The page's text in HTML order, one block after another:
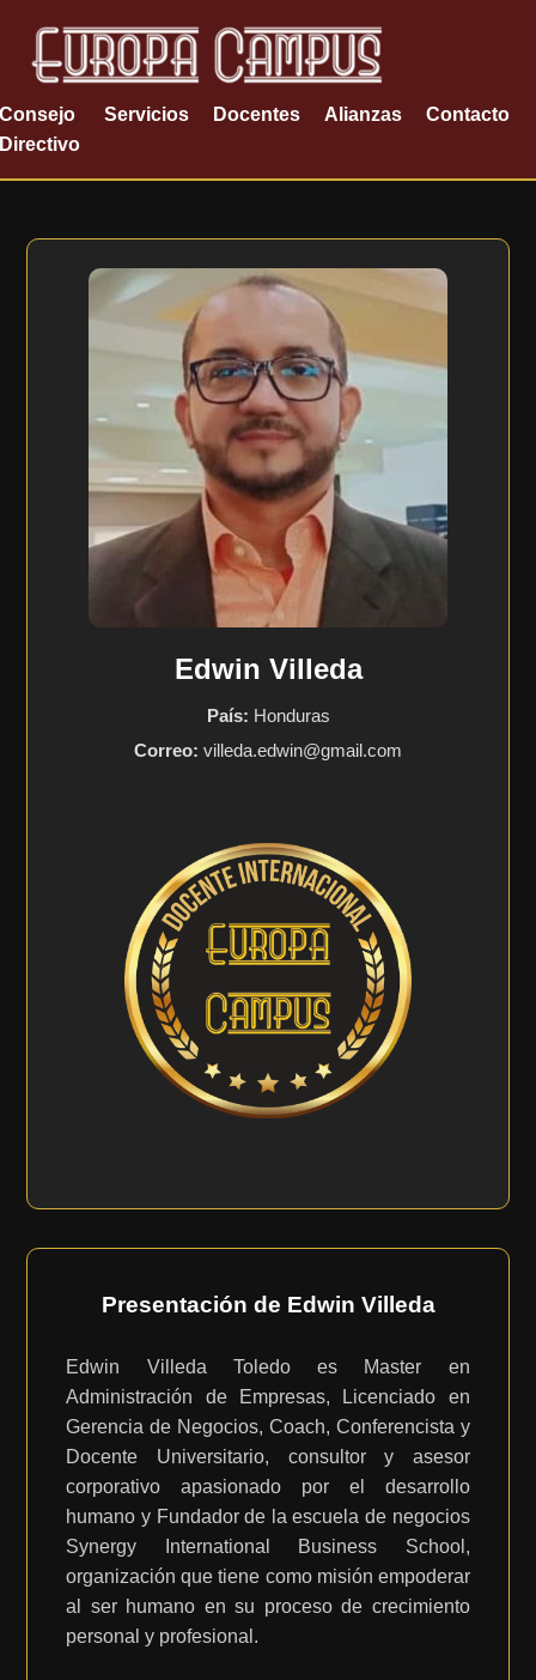
Servicios Docentes Alianzas Contacto
Edwin Villeda
País: Honduras
Correo: villeda.edwin@gmail.com
Presentación de Edwin Villeda
Edwin Villeda Toledo es Master en
Administración de Empresas, Licenciado en
Gerencia de Negocios, Coach, Conferencista y
Docente Universitario, consultor y asesor
corporativo apasionado por el desarrollo
humano y Fundador de la escuela de negocios
Synergy International Business School,
organización que tiene como misión empoderar
al ser humano en su proceso de crecimiento
personal y profesional.